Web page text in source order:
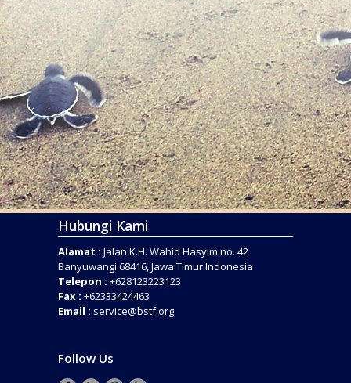
Hubungi Kami
Alamat : Jalan K.H. Wahid Hasyim no. 42
Banyuwangi 68416, Jawa Timur Indonesia
Telepon : +628123223123
Fax : +62333424463
Email : service@bstf.org
Follow Us